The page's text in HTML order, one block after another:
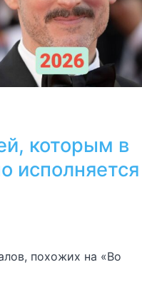
которым в
исполняется
похожих на «Во